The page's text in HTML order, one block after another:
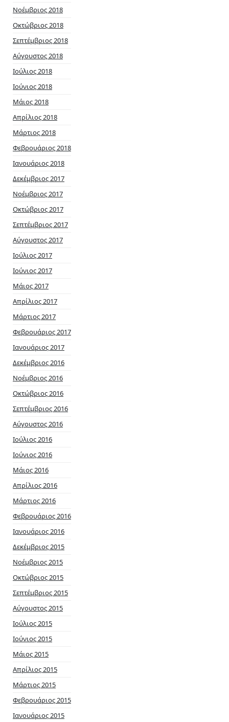
Νοέμβριος 2018
Οκτώβριος 2018
Σεπτέμβριος 2018
Αύγουστος 2018
Ιούλιος 2018
Ιούνιος 2018
Μάιος 2018
Απρίλιος 2018
Μάρτιος 2018
Φεβρουάριος 2018
Ιανουάριος 2018
Δεκέμβριος 2017
Νοέμβριος 2017
Οκτώβριος 2017
Σεπτέμβριος 2017
Αύγουστος 2017
Ιούλιος 2017
Ιούνιος 2017
Μάιος 2017
Απρίλιος 2017
Μάρτιος 2017
Φεβρουάριος 2017
Ιανουάριος 2017
Δεκέμβριος 2016
Νοέμβριος 2016
Οκτώβριος 2016
Σεπτέμβριος 2016
Αύγουστος 2016
Ιούλιος 2016
Ιούνιος 2016
Μάιος 2016
Απρίλιος 2016
Μάρτιος 2016
Φεβρουάριος 2016
Ιανουάριος 2016
Δεκέμβριος 2015
Νοέμβριος 2015
Οκτώβριος 2015
Σεπτέμβριος 2015
Αύγουστος 2015
Ιούλιος 2015
Ιούνιος 2015
Μάιος 2015
Απρίλιος 2015
Μάρτιος 2015
Φεβρουάριος 2015
Ιανουάριος 2015